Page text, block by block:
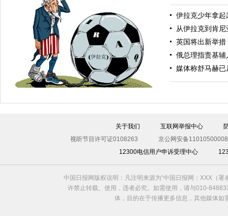
美银行家建美妙绝伦游泳池 可游泳、泛舟
踢不走的足球
伊拉克少年拿
从伊拉克到肯
英国将出新举
俄总理指责基
媒体称舒马赫
关于我们 互联网举报中心
视听节目许可证0108263
京公网安备
12300电信用户申诉受理中心
中国日报网版权说明：凡注明来源为“中国日报网：XXX（
许禁止转载、使用，违者必究。如需使用，请与010-
体，目的在于传播更多信息，其他媒体